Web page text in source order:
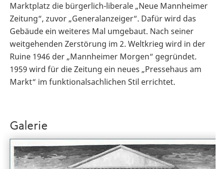
Marktplatz die bürgerlich-liberale „Neue Mannheimer
Zeitung“, zuvor „Generalanzeiger“. Dafür wird das
Gebäude ein weiteres Mal umgebaut. Nach seiner
weitgehenden Zerstörung im 2. Weltkrieg wird in der
Ruine 1946 der „Mannheimer Morgen“ gegründet.
1959 wird für die Zeitung ein neues „Pressehaus am
Markt“ im funktionalsachlichen Stil errichtet.
Galerie